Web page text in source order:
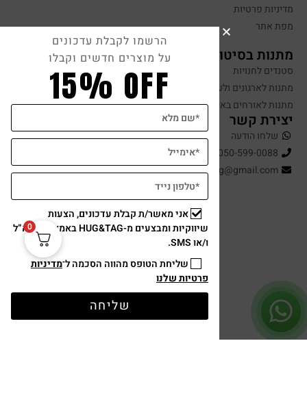
מדיניות פרטיות
מפת אתר
מתנות בסיטונאות
סטנדים לחנויות
מתנות לארגונים ולעובדים
מתנות לאורחים באירועים
יצירת קשר
שלחו הודעה
050-599-0088
hugandtag@gmail.com
0
הרשמו לקבלת עדכונים
על מוצרים חדשים וקבלו
15% OFF
אני מאשר/ת קבלת עדכונים, הצעות
שיווקיות ומבצעים מ-HUG&TAG באמצעות דוא”ל
ו/או SMS.
שליחת הטופס מהווה הסכמה ל־מדיניות
פרטיות שלנו
שליחה